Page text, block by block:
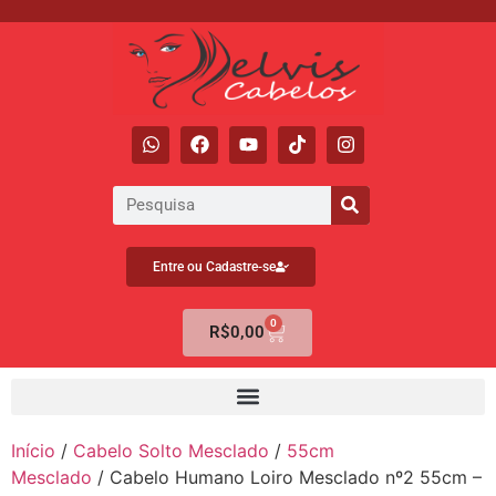
Entre ou Cadastre-se
R$0,00 0
Início / Cabelo Solto Mesclado / 55cm
Mesclado / Cabelo Humano Loiro Mesclado nº2 55cm –